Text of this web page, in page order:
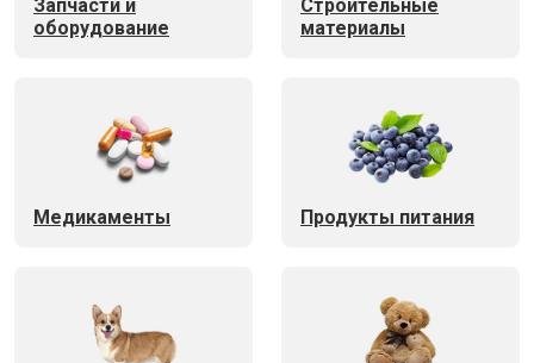
Запчасти и
оборудование
Строительные
материалы
Медикаменты Продукты питания